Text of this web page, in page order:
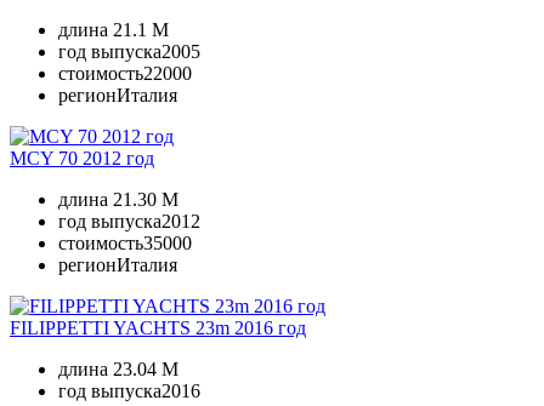
длина 21.1 M
год выпуска2005
стоимость22000
регионИталия
MCY 70 2012 год
длина 21.30 M
год выпуска2012
стоимость35000
регионИталия
FILIPPETTI YACHTS 23m 2016 год
длина 23.04 M
год выпуска2016